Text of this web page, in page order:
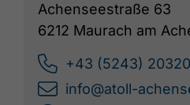
Achenseestraße 63
6212 Maurach am
+43 (5243) 20320
info@atoll-